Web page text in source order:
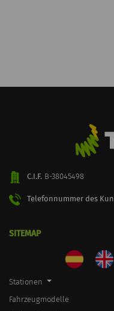
C.I.F. B-38045498
Telefonnummer des
SITEMAP
Stationen
Fahrzeugmodelle